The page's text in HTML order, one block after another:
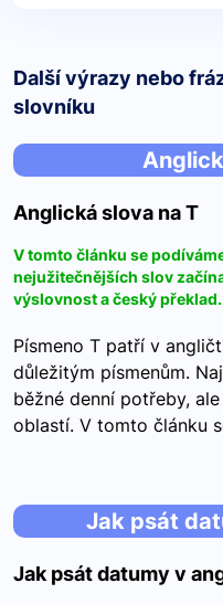
Další výrazy nebo
slovníku
Anglická slova na T
V tomto článku se
nejužitečnějších slov
výslovnost a český překlad.
Písmeno T patří v
důležitým písmenům.
běžné denní potřeby,
oblastí. V tomto článku
Jak psát
Jak psát datumy v